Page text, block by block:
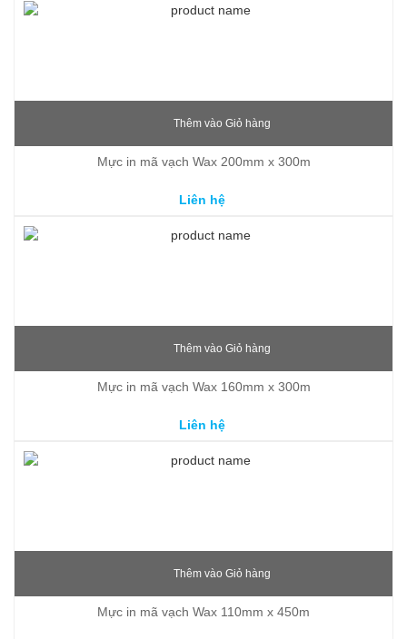
Thêm vào Giỏ hàng
Mực in mã vạch Wax 200mm x 300m
Liên hệ
Thêm vào Giỏ hàng
Mực in mã vạch Wax 160mm x 300m
Liên hệ
Thêm vào Giỏ hàng
Mực in mã vạch Wax 110mm x 450m